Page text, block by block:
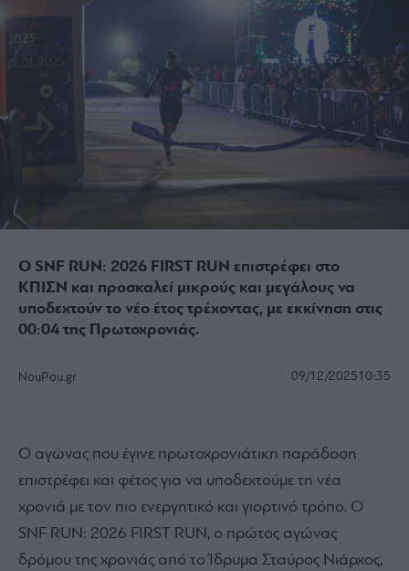
Ο SNF RUN: 2026 FIRST RUN επιστρέφει στο
ΚΠΙΣΝ και προσκαλεί μικρούς και μεγάλους να
υποδεχτούν το νέο έτος τρέχοντας, με εκκίνηση στις
00:04 της Πρωτοχρονιάς.
NouPou.gr 09/12/202510:35
Ο αγώνας που έγινε πρωτοχρονιάτικη παράδοση
επιστρέφει και φέτος για να υποδεχτούμε τη νέα
χρονιά με τον πιο ενεργητικό και γιορτινό τρόπο. Ο
SNF RUN: 2026 FIRST RUN, ο πρώτος αγώνας
δρόμου της χρονιάς από το Ίδρυμα Σταύρος Νιάρχος,